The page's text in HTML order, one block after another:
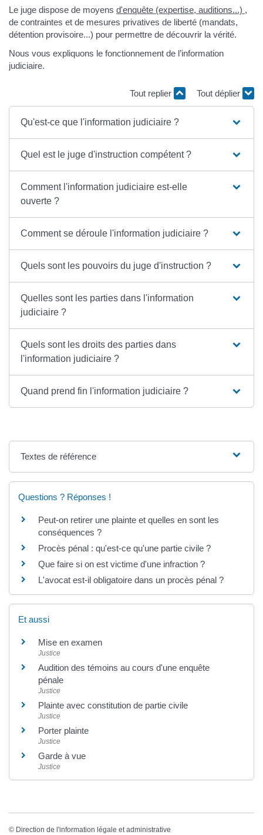
Le juge dispose de moyens d'enquête (expertise, auditions...) ,
de contraintes et de mesures privatives de liberté (mandats,
détention provisoire...) pour permettre de découvrir la vérité.
Nous vous expliquons le fonctionnement de l’information
judiciaire.
Tout replier Tout déplier
Qu'est-ce que l'information judiciaire ?
Quel est le juge d'instruction compétent ?
Comment l'information judiciaire est-elle
ouverte ?
Comment se déroule l'information judiciaire ?
Quels sont les pouvoirs du juge d'instruction ?
Quelles sont les parties dans l'information
judiciaire ?
Quels sont les droits des parties dans
l'information judiciaire ?
Quand prend fin l'information judiciaire ?
Textes de référence
Questions ? Réponses !
Peut-on retirer une plainte et quelles en sont les
conséquences ?
Procès pénal : qu'est-ce qu'une partie civile ?
Que faire si on est victime d'une infraction ?
L'avocat est-il obligatoire dans un procès pénal ?
Et aussi
Mise en examen
Justice
Audition des témoins au cours d'une enquête
pénale
Justice
Plainte avec constitution de partie civile
Justice
Porter plainte
Justice
Garde à vue
Justice
© Direction de l'information légale et administrative